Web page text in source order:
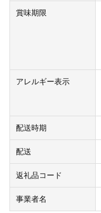
賞味期限
アレルギー表示
配送時期
配送
返礼品コード
事業者名